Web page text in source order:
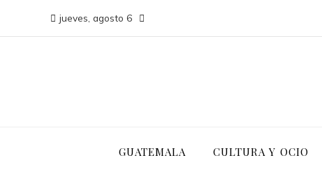
jueves, agosto 6
GUATEMALA CULTURA Y OCIO